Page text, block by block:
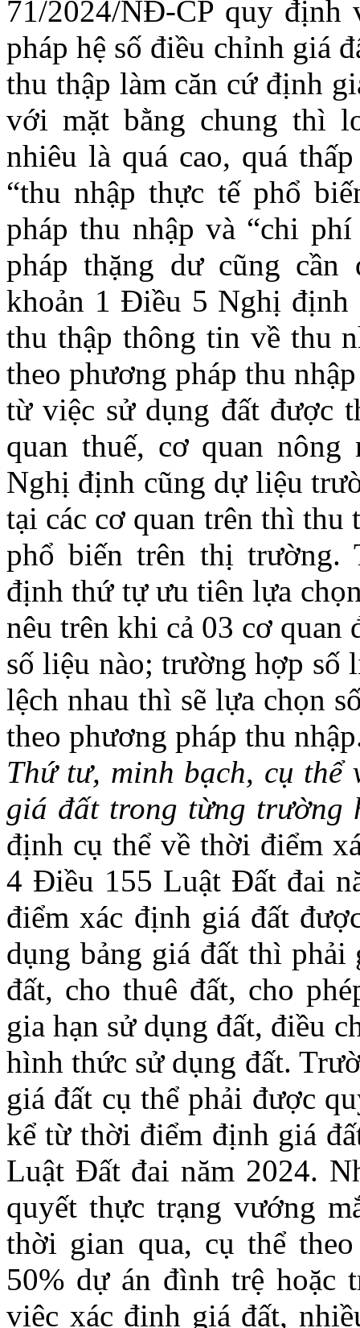
71/2024/NĐ-CP quy định
pháp hệ số điều chỉnh giá
thu thập làm căn cứ định
với mặt bằng chung thì
nhiêu là quá cao, quá
“thu nhập thực tế phổ
pháp thu nhập và “chi
pháp thặng dư cũng
khoản 1 Điều 5 Nghị
thu thập thông tin về thu
theo phương pháp thu
từ việc sử dụng đất được
quan thuế, cơ quan
Nghị định cũng dự liệu
tại các cơ quan trên thì thu
phổ biến trên thị trường.
định thứ tự ưu tiên lựa
nêu trên khi cả 03 cơ
số liệu nào; trường hợp số
lệch nhau thì sẽ lựa chọn
theo phương pháp thu
Thứ tư, minh bạch, cụ
giá đất trong từng trường
định cụ thể về thời điểm
4 Điều 155 Luật Đất đai
điểm xác định giá đất
dụng bảng giá đất thì
đất, cho thuê đất, cho
gia hạn sử dụng đất, điều
hình thức sử dụng đất.
giá đất cụ thể phải được
kể từ thời điểm định giá
Luật Đất đai năm 2024.
quyết thực trạng vướng
thời gian qua, cụ thể
50% dự án đình trệ hoặc
việc xác định giá đất,